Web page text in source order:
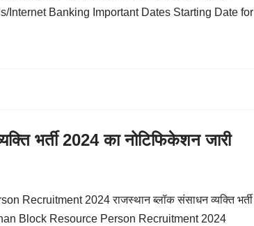
Internet Banking Important Dates Starting Date for
भर्ती 2024 का नोटिफिकेशन जारी
Recruitment 2024 राजस्थान ब्लॉक संसाधन व्यक्ति भर्ती
Block Resource Person Recruitment 2024